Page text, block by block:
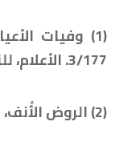
(1) وفيات
3/177. الأعلام، للزركلي، 4/166.
(2) الروض الأُنف، 1/22.